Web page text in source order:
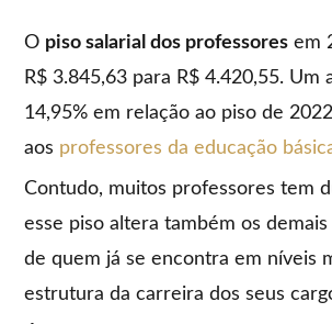
O piso salarial dos professores em
R$ 3.845,63 para R$ 4.420,55. Um
14,95% em relação ao piso de
aos professores da educação
Contudo, muitos professores tem
esse piso altera também os
de quem já se encontra em níveis
estrutura da carreira dos seus